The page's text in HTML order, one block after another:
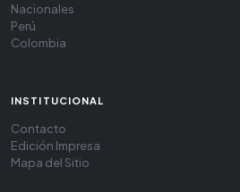
Nacionales
Perú
Colombia
INSTITUCIONAL
Contacto
Edición Impresa
Mapa del Sitio